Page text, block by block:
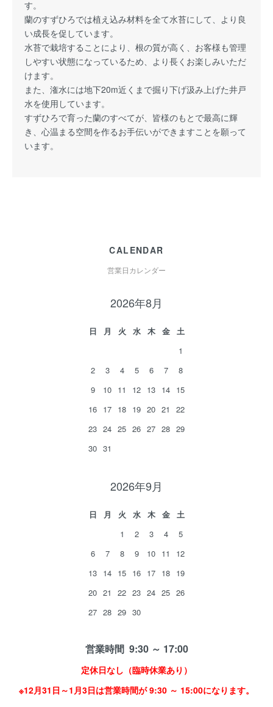
す。
蘭のすずひろでは植え込み材料を全て水苔にして、より良
い成長を促しています。
水苔で栽培することにより、根の質が高く、お客様も管理
しやすい状態になっているため、より長くお楽しみいただ
けます。
また、潅水には地下20m近くまで掘り下げ汲み上げた井戸
水を使用しています。
すずひろで育った蘭のすべてが、皆様のもとで最高に輝
き、心温まる空間を作るお手伝いができますことを願って
います。
CALENDAR
営業日カレンダー
2026年8月
日 月 火 水 木 金
土
1
2
3 4 5 6 7
8
9
10 11 12 13 14 15
16 17 18 19 20 21
22
23 24 25 26 27 28 29
30 31
2026年9月
日 月 火 水 木 金
土
1
2 3 4
5
6
7 8 9 10 11
12
13 14 15 16 17 18 19
20 21 22 23 24 25 26
27 28 29 30
営業時間 9:30 ～ 17:00
定休日なし（臨時休業あり）
※12月31日～1月3日は営業時間が 9:30 ～ 15:00になります。